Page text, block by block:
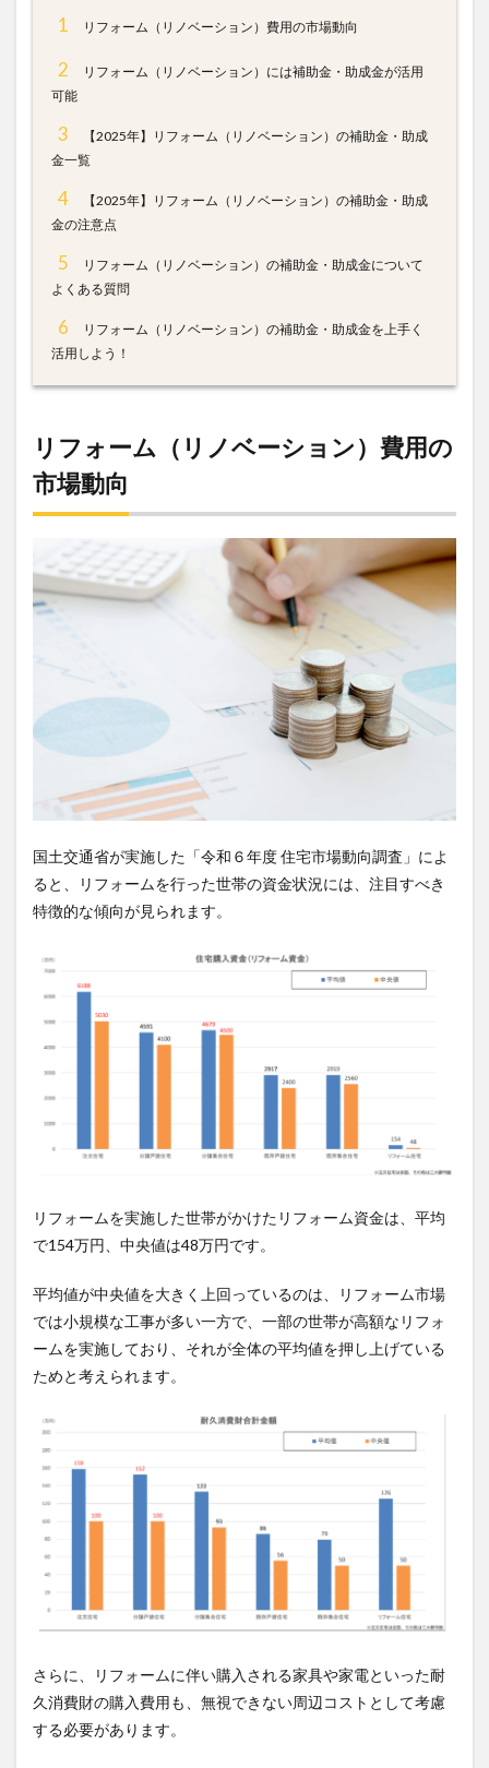
1 リフォーム（リノベーション）費用の市場動向
2
リフォーム（リノベーション）には補助金・助成金が活用
可能
3
【2025年】リフォーム（リノベーション）の補助金・助成
金一覧
4
【2025年】リフォーム（リノベーション）の補助金・助成
金の注意点
5
リフォーム（リノベーション）の補助金・助成金について
よくある質問
6
リフォーム（リノベーション）の補助金・助成金を上手く
活用しよう！
リフォーム（リノベーション）費用の
市場動向
国土交通省が実施した「令和６年度 住宅市場動向調査」によ
ると、リフォームを行った世帯の資金状況には、注目すべき
特徴的な傾向が見られます。
リフォームを実施した世帯がかけたリフォーム資金は、平均
で154万円、中央値は48万円です。
平均値が中央値を大きく上回っているのは、リフォーム市場
では小規模な工事が多い一方で、一部の世帯が高額なリフォ
ームを実施しており、それが全体の平均値を押し上げている
ためと考えられます。
さらに、リフォームに伴い購入される家具や家電といった耐
久消費財の購入費用も、無視できない周辺コストとして考慮
する必要があります。